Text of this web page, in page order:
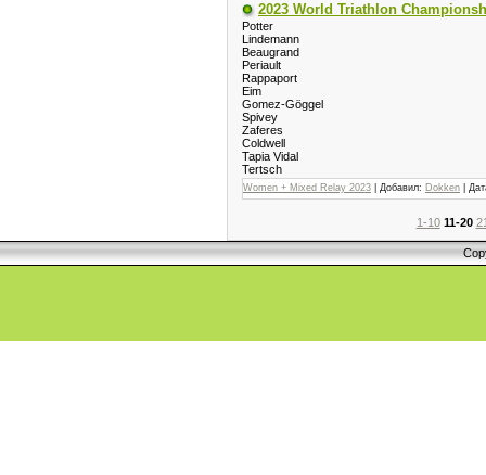
2023 World Triathlon
Potter
Lindemann
Beaugrand
Periault
Rappaport
Eim
Gomez-Göggel
Spivey
Zaferes
Coldwell
Tapia Vidal
Tertsch
Women + Mixed Relay 2023 | Добавил: Dokken |
1-10 11-20